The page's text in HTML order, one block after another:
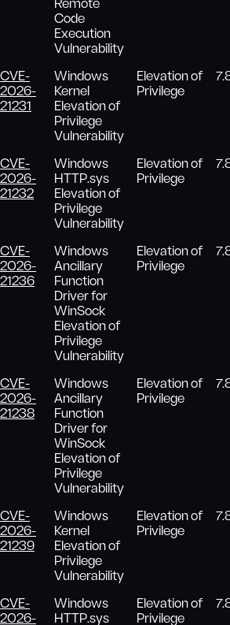
Remote
Code
Execution
Vulnerability
CVE-
2026-
21231
Windows
Kernel
Elevation of
Privilege
Vulnerability
Elevation of
Privilege
CVE-
2026-
21232
Windows
HTTP.sys
Elevation of
Privilege
Vulnerability
Elevation of
Privilege
CVE-
2026-
21236
Windows
Ancillary
Function
Driver for
WinSock
Elevation of
Privilege
Vulnerability
Elevation of
Privilege
CVE-
2026-
21238
Windows
Ancillary
Function
Driver for
WinSock
Elevation of
Privilege
Vulnerability
Elevation of
Privilege
CVE-
2026-
21239
Windows
Kernel
Elevation of
Privilege
Vulnerability
Elevation of
Privilege
CVE-
2026-
Windows
HTTP.sys
Elevation of
Privilege